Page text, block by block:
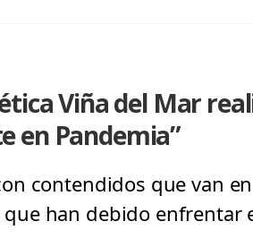
Viña del Mar
en Pandemia”
contendidos que van
han debido enfrentar